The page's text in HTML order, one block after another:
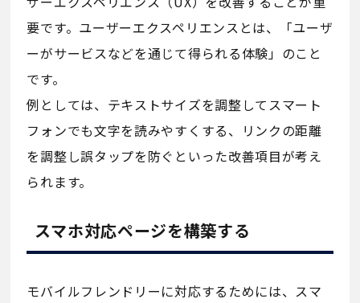
要です。ユーザーエクスペリエンスとは、「ユーザ
ーがサービスなどを通じて得られる体験」のこと
です。
例としては、テキストサイズを調整してスマート
フォンでも文字を読みやすくする、リンクの距離
を調整し誤タップを防ぐといった改善項目が考え
られます。
スマホ対応ページを構築する
モバイルフレンドリーに対応するためには、スマ